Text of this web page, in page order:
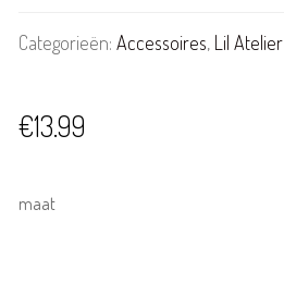
Categorieën: Accessoires, Lil Atelier
€13.99
maat